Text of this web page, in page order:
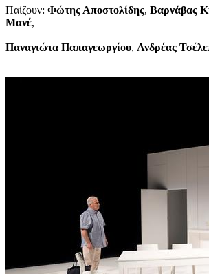
Παίζουν: Φώτης Αποστολίδης, Βαρνάβας
Μανέ,
Παναγιώτα Παπαγεωργίου, Ανδρέας